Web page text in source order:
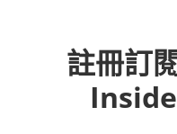
註冊訂